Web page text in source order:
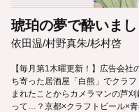
琥珀の夢で酔いま
依田温/村野真朱/杉村啓
【毎月第1木曜更新！】広告会
ち寄った居酒屋「白熊」でクラ
まれたことからカメラマンの芦
って…？京都×クラフトビール×